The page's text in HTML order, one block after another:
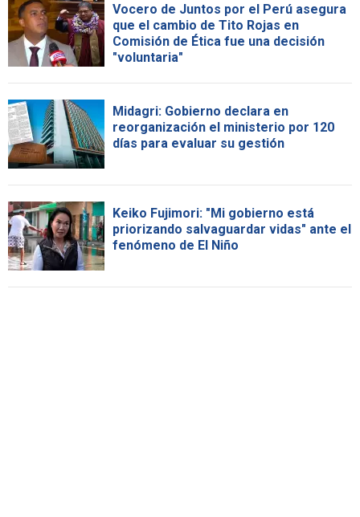
Vocero de Juntos por el Perú asegura
que el cambio de Tito Rojas en
Comisión de Ética fue una decisión
"voluntaria"
Midagri: Gobierno declara en
reorganización el ministerio por 120
días para evaluar su gestión
Keiko Fujimori: "Mi gobierno está
priorizando salvaguardar vidas" ante el
fenómeno de El Niño